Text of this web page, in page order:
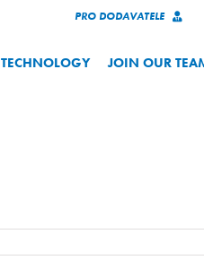
PRO DODAVATELE
TECHNOLOGY JOIN OUR